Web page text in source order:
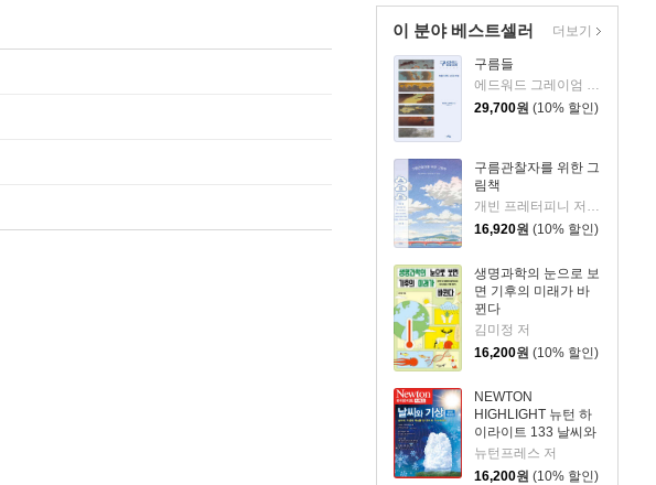
이 분야 베스트셀러
구름들
에드워드 그레이엄 저/서정아 역
29,700원 (10% 할인)
구름관찰자를 위한 그
림책
개빈 프레터피니 저/윌리엄 그릴 그림/김성훈 역
16,920원 (10% 할인)
생명과학의 눈으로 보
면 기후의 미래가 바
뀐다
김미정 저
16,200원 (10% 할인)
NEWTON
HIGHLIGHT 뉴턴 하
이라이트 133 날씨와
기상
뉴턴프레스 저
16,200원 (10% 할인)
더보기